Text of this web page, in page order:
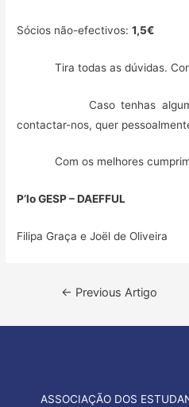
Sócios não-efectivos:1,5€
Tira todas as dúvidas.
Caso tenhas alguma
contactar-nos, quer
Com os melhores
P’lo GESP – DAEFFUL
Filipa Graça e Joël de Oliveira
Navegação
artigos
← Previous Artigo
ASSOCIAÇÃO DOS